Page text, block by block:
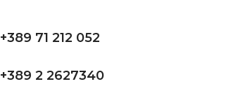
+389 71 212 052
+389 2 2627340